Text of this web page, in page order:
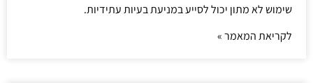
שימוש לא מתון יכול לסייע במניעת בעיות עתידיות.
לקריאת המאמר »